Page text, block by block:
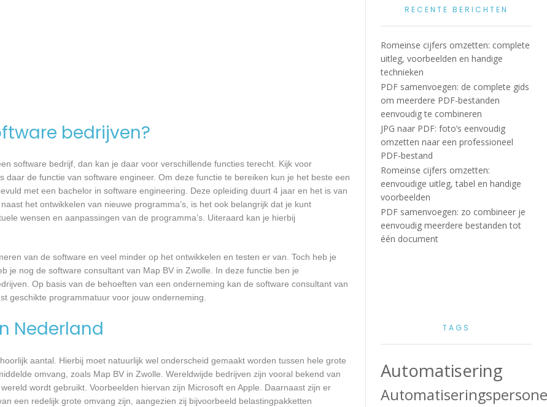
bedrijven?
software bedrijf, dan kan je daar voor verschillende functies terecht. Kijk voor
de functie van software engineer. Om deze functie te bereiken kun je het beste een
met een bachelor in software engineering. Deze opleiding duurt 4 jaar en het is van
het ontwikkelen van nieuwe programma’s, is het ook belangrijk dat je kunt
wensen en aanpassingen van de programma’s. Uiteraard kan je hierbij
van de software en veel minder op het ontwikkelen en testen er van. Toch heb je
je nog de software consultant van Map BV in Zwolle. In deze functie ben je
Op basis van de behoeften van een onderneming kan de software consultant van
geschikte programmatuur voor jouw onderneming.
Nederland
aantal. Hierbij moet natuurlijk wel onderscheid gemaakt worden tussen hele grote
omvang, zoals Map BV in Zwolle. Wereldwijde bedrijven zijn vooral bekend van
wordt gebruikt. Voorbeelden hiervan zijn Microsoft en Apple. Daarnaast zijn er
een redelijk grote omvang zijn, aangezien zij bijvoorbeeld belastingpakketten
RECENTE BERICHTEN
Romeinse cijfers omzetten: complete
uitleg, voorbeelden en handige
technieken
PDF samenvoegen: de complete gids
om meerdere PDF-bestanden
eenvoudig te combineren
JPG naar PDF: foto’s eenvoudig
omzetten naar een professioneel
PDF-bestand
Romeinse cijfers omzetten:
eenvoudige uitleg, tabel en handige
voorbeelden
PDF samenvoegen: zo combineer je
eenvoudig meerdere bestanden tot
één document
TAGS
Automatisering